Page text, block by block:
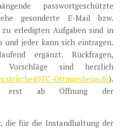
passwortgeschützte
gesonderte E-Mail bzw.
erledigten Aufgaben sind in
und jeder kann sich eintragen.
ergänzt. Rückfragen,
Vorschläge sind herzlich
Ottmarsheim.de).
erst ab Öffnung der
die für die Instandhaltung der